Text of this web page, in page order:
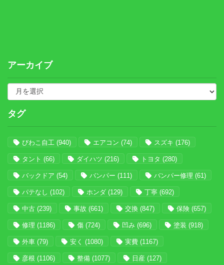
アーカイブ
タグ
びわこ自工 (940) エアコン (74) スズキ (176)
タント (66) ダイハツ (216) トヨタ (280)
バックドア (54) バンパー (111) バンパー修理 (61)
パテなし (102) ホンダ (129) 丁寧 (692)
中古 (239) 事故 (661) 交換 (847) 保険 (657)
修理 (1186) 傷 (724) 凹み (696) 塗装 (918)
外車 (79) 安く (1080) 実費 (1167)
彦根 (1106) 整備 (1077) 日産 (127)